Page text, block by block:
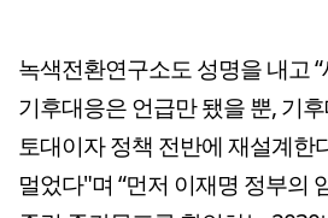
녹색전환연구소도 성명을 내고
기후대응은 언급만 됐을 뿐, 기
토대이자 정책 전반에 재설계한
멀었다"며 “먼저 이재명 정부의